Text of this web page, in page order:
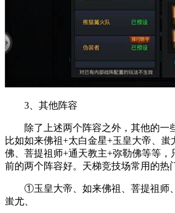
3、其他阵容
除了上述两个阵容之外，其他的一
比如如来佛祖+太白金星+玉皇大帝、蚩
佛、菩提祖师+通天教主+弥勒佛等等，
前的两个阵容好。天梯竞技场常用的热
①玉皇大帝、如来佛祖、菩提祖师、
蚩尤、